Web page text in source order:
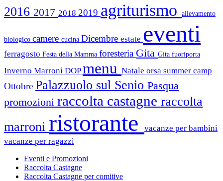
2016 2017 2018 2019 agriturismo allevamento
biologico camere cucina Dicembre estate eventi
ferragosto Festa della Mamma foresteria Gita Gita fuoriporta
Inverno Marroni DOPmenu Natale orsa summer camp
Ottobre Palazzuolo sul Senio Pasqua
promozioni raccolta castagne raccolta
marroni ristorante
vacanze per bambini
vacanze per ragazzi
Eventi e Promozioni
Raccolta Castagne
Raccolta Castagne per comitive